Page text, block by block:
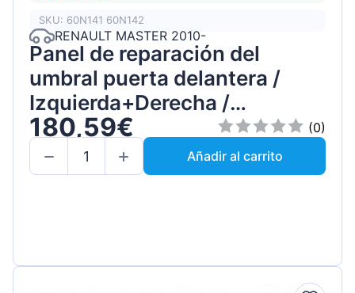
SKU: 60N141 60N142
RENAULT MASTER 2010-
Panel de reparación del
umbral puerta delantera /
Izquierda+Derecha /
Conjunto
180,59€
(0)
Añadir al carrito